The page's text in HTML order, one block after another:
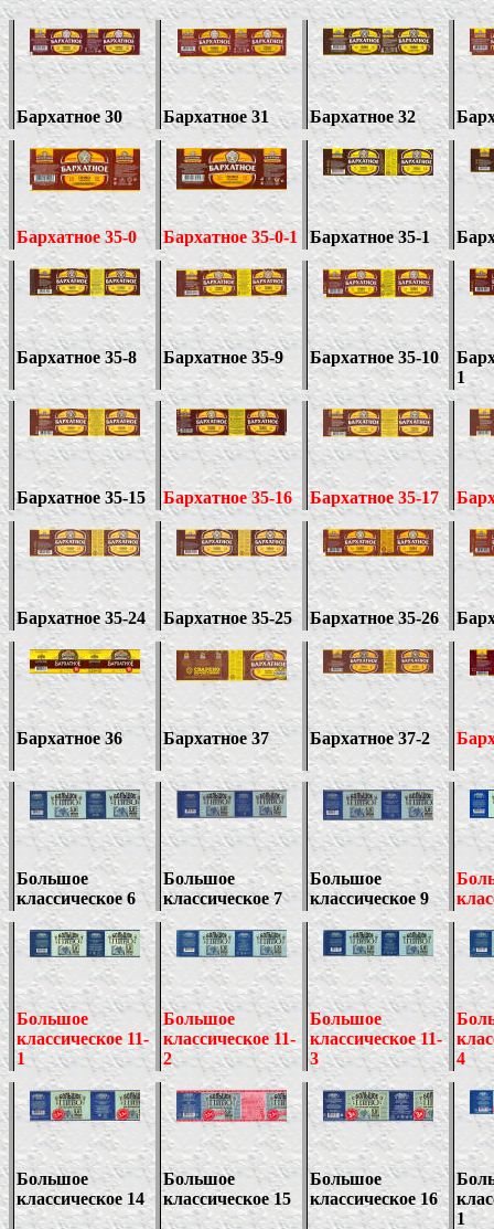
Бархатное 30 Бархатное 31 Бархатное 32
Бархатное 35-0 Бархатное 35-0-1 Бархатное 35-1
Бархатное 35-8 Бархатное 35-9 Бархатное 35-10
1
Бархатное 35-15 Бархатное 35-16 Бархатное 35-17
Бархатное 35-24 Бархатное 35-25 Бархатное 35-26
Бархатное 36 Бархатное 37 Бархатное 37-2
Большое
классическое 6
Большое
классическое 7
Большое
классическое 9
Большое
классическое 11-
1
Большое
классическое 11-
2
Большое
классическое 11-
3
4
Большое
классическое 14
Большое
классическое 15
Большое
классическое 16
1